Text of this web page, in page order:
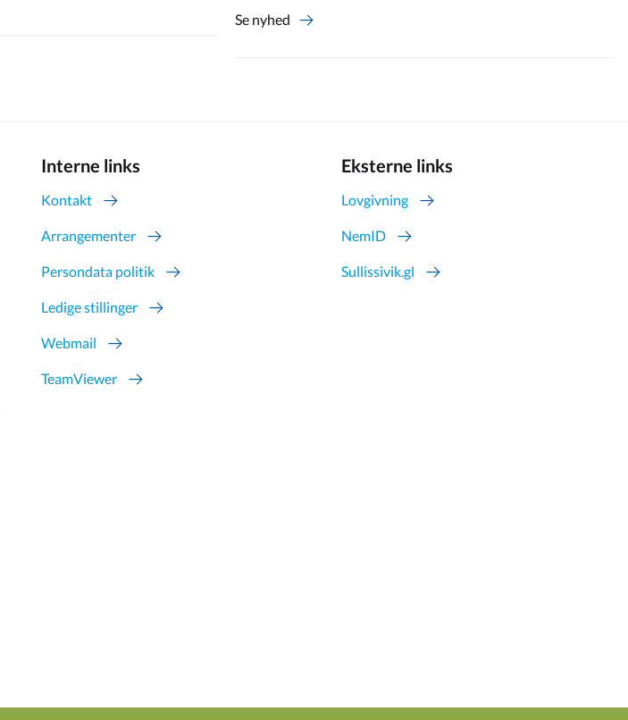
Se nyhed
Interne links
Kontakt
Arrangementer
Persondata politik
Ledige stillinger
Webmail
TeamViewer
Eksterne links
Lovgivning
NemID
Sullissivik.gl